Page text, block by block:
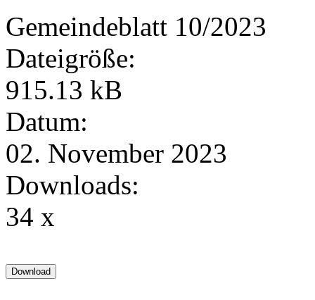
Gemeindeblatt 10/2023
Dateigröße:
915.13 kB
Datum:
02. November 2023
Downloads:
34 x